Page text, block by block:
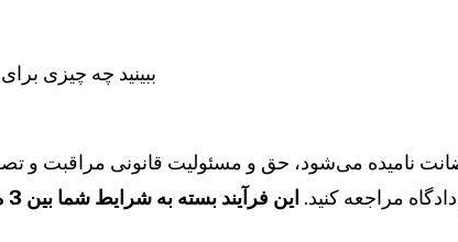
ببینید چه چیزی برای
نامیده می‌شود، حق و مسئولیت قانونی مراقبت و
مراجعه کنید. این فرآیند بسته به شرایط شما بین 3 ماه تا 2 سال طول می کشد